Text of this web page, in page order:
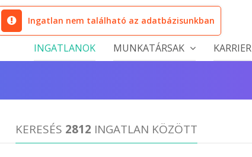
Ingatlan nem található az adatbázisunkban
INGATLANOK MUNKATÁRSAK KARRIER
KERESÉS 2812 INGATLAN KÖZÖTT